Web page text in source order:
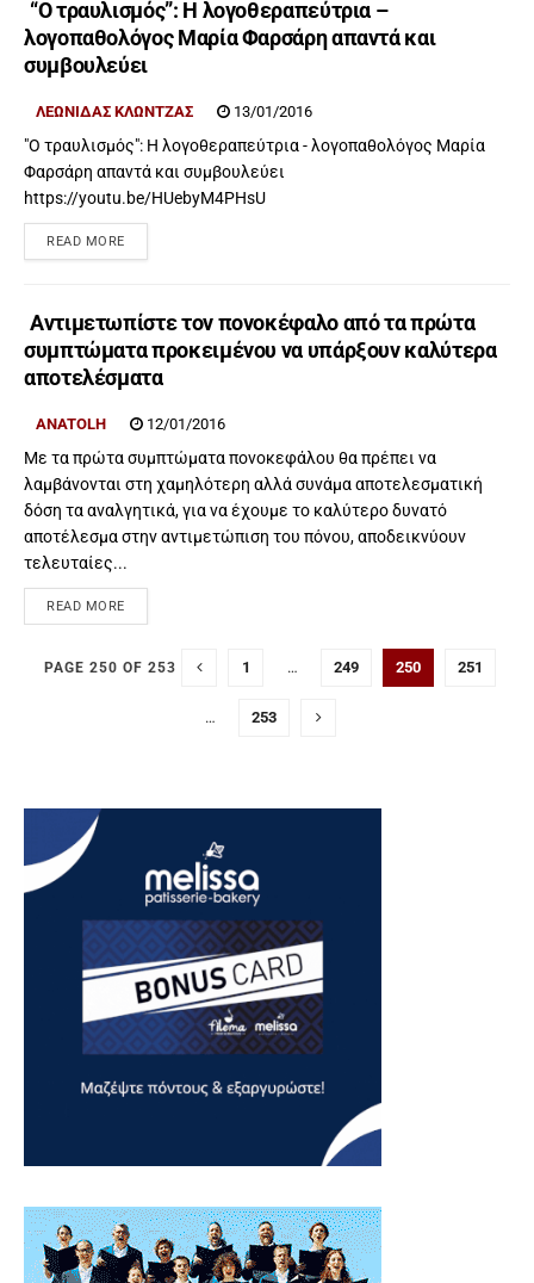
“Ο τραυλισμός”: Η λογοθεραπεύτρια –
λογοπαθολόγος Μαρία Φαρσάρη απαντά και
συμβουλεύει
ΛΕΩΝΊΔΑΣ ΚΛΏΝΤΖΑΣ 13/01/2016
"Ο τραυλισμός": Η λογοθεραπεύτρια - λογοπαθολόγος Μαρία
Φαρσάρη απαντά και συμβουλεύει
https://youtu.be/HUebyM4PHsU
READ MORE
Αντιμετωπίστε τον πονοκέφαλο από τα πρώτα
συμπτώματα προκειμένου να υπάρξουν καλύτερα
αποτελέσματα
ANATOLH 12/01/2016
Με τα πρώτα συμπτώματα πονοκεφάλου θα πρέπει να
λαμβάνονται στη χαμηλότερη αλλά συνάμα αποτελεσματική
δόση τα αναλγητικά, για να έχουμε το καλύτερο δυνατό
αποτέλεσμα στην αντιμετώπιση του πόνου, αποδεικνύουν
τελευταίες...
READ MORE
PAGE 250 OF 253 1 … 249 250 251
… 253